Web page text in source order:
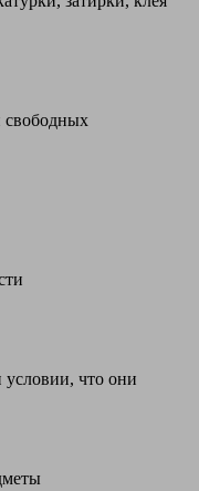
свободных
что они